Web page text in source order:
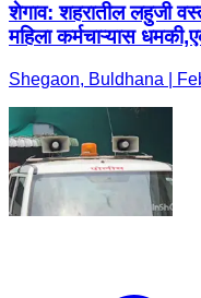
शेगाव: शहरातील लहुजी
महिला कर्मचाऱ्यास
Shegaon, Buldhana |